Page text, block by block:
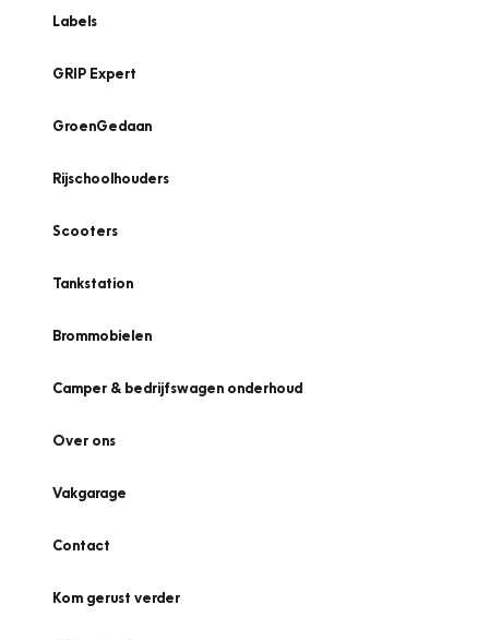
Labels
GRIP Expert
GroenGedaan
Rijschoolhouders
Scooters
Tankstation
Brommobielen
Camper & bedrijfswagen onderhoud
Over ons
Vakgarage
Contact
Kom gerust verder